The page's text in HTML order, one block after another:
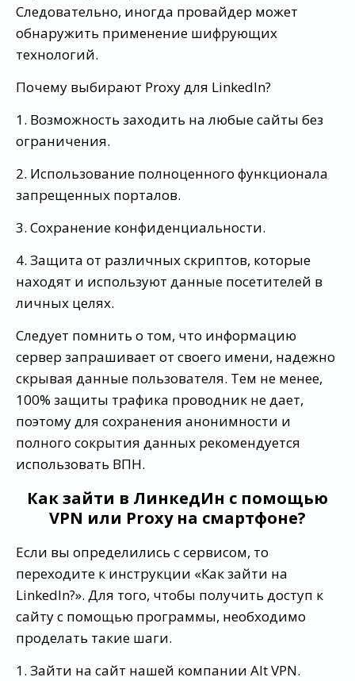
Следовательно, иногда провайдер может
обнаружить применение шифрующих
технологий.
Почему выбирают Proxy для LinkedIn?
1. Возможность заходить на любые сайты без
ограничения.
2. Использование полноценного функционала
запрещенных порталов.
3. Сохранение конфиденциальности.
4. Защита от различных скриптов, которые
находят и используют данные посетителей в
личных целях.
Следует помнить о том, что информацию
сервер запрашивает от своего имени, надежно
скрывая данные пользователя. Тем не менее,
100% защиты трафика проводник не дает,
поэтому для сохранения анонимности и
полного сокрытия данных рекомендуется
использовать ВПН.
Как зайти в ЛинкедИн с помощью
VPN или Proxy на смартфоне?
Если вы определились с сервисом, то
переходите к инструкции «Как зайти на
LinkedIn?». Для того, чтобы получить доступ к
сайту с помощью программы, необходимо
проделать такие шаги.
1. Зайти на сайт нашей компании Alt VPN.